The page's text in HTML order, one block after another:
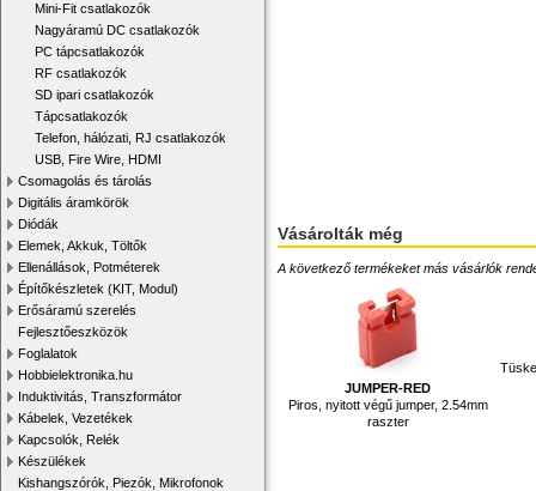
Mini-Fit csatlakozók
Nagyáramú DC csatlakozók
PC tápcsatlakozók
RF csatlakozók
SD ipari csatlakozók
Tápcsatlakozók
Telefon, hálózati, RJ csatlakozók
USB, Fire Wire, HDMI
Csomagolás és tárolás
Digitális áramkörök
Diódák
Elemek, Akkuk, Töltők
Ellenállások, Potméterek
Építőkészletek (KIT, Modul)
Erősáramú szerelés
Fejlesztőeszközök
Foglalatok
Hobbielektronika.hu
Induktivitás, Transzformátor
Kábelek, Vezetékek
Kapcsolók, Relék
Készülékek
Kishangszórók, Piezók, Mikrofonok
Vásárolták még
A következő termékeket más vásárlók
JUMPER-RED
Piros, nyitott végű jumper, 2.54mm
raszter